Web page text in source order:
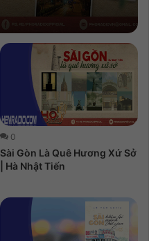
0
Sài Gòn Là Quê Hương Xứ Sở
| Hà Nhật Tiến